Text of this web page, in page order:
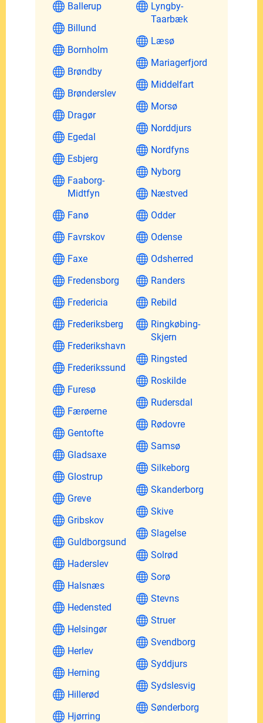
Ballerup
Billund
Bornholm
Brøndby
Brønderslev
Dragør
Egedal
Esbjerg
Faaborg-
Midtfyn
Fanø
Favrskov
Faxe
Fredensborg
Fredericia
Frederiksberg
Frederikshavn
Frederikssund
Furesø
Færøerne
Gentofte
Gladsaxe
Glostrup
Greve
Gribskov
Guldborgsund
Haderslev
Halsnæs
Hedensted
Helsingør
Herlev
Herning
Hillerød
Hjørring
Lyngby-
Taarbæk
Læsø
Mariagerfjord
Middelfart
Morsø
Norddjurs
Nordfyns
Nyborg
Næstved
Odder
Odense
Odsherred
Randers
Rebild
Ringkøbing-
Skjern
Ringsted
Roskilde
Rudersdal
Rødovre
Samsø
Silkeborg
Skanderborg
Skive
Slagelse
Solrød
Sorø
Stevns
Struer
Svendborg
Syddjurs
Sydslesvig
Sønderborg